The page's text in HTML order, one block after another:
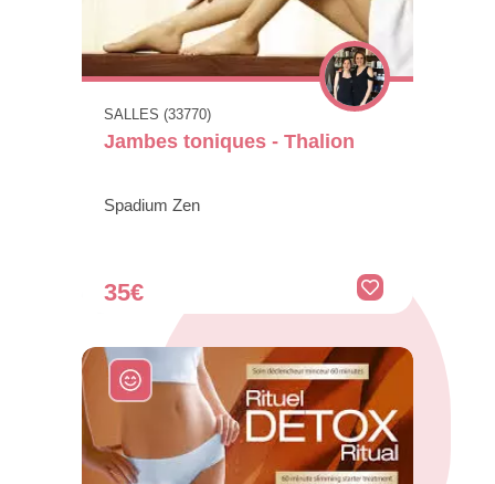
SALLES (33770)
Jambes toniques - Thalion
Spadium Zen
35€